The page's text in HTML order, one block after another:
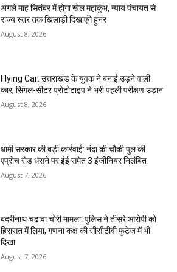
अगले माह सितंबर में होगा खेल महाकुंभ, न्याय पंचायत से
राज्य स्तर तक खिलाड़ी दिखाएंगे हुनर
August 8, 2026
Flying Car: उत्तराखंड के युवक ने बनाई उड़ने वाली
कार, सिंगल-सीटर प्रोटोटाइप ने भरी पहली परीक्षण उड़ान
August 8, 2026
धामी सरकार की बड़ी कार्रवाई: नंदा की चौकी पुल की
एप्राेच रोड धंसने पर ईई समेत 3 इंजीनियर निलंबित
August 7, 2026
बदरीनाथ चढ़ावा चोरी मामला: पुलिस ने तीसरे आरोपी को
हिरासत में लिया, गणना कक्ष की सीसीटीवी फुटेज में भी
दिखा
August 7, 2026